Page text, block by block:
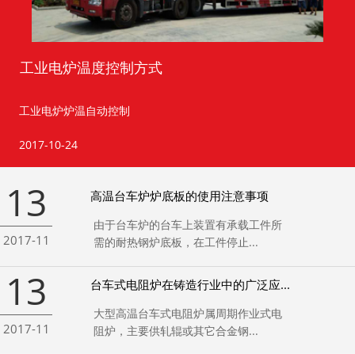
工业电炉温度控制方式
工业电炉炉温自动控制
2017-10-24
13
2017-11
高温台车炉炉底板的使用注意事项
由于台车炉的台车上装置有承载工件所
需的耐热钢炉底板，在工件停止...
13
2017-11
台车式电阻炉在铸造行业中的广泛应...
大型高温台车式电阻炉属周期作业式电
阻炉，主要供轧辊或其它合金钢...